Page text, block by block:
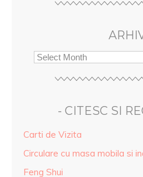
- CITESC SI
Carti de Vizita
Circulare cu masa mobila si
Feng Shui